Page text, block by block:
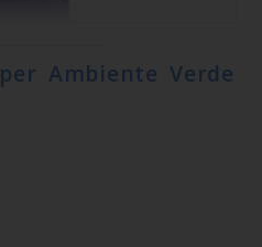
Ambiente Verde